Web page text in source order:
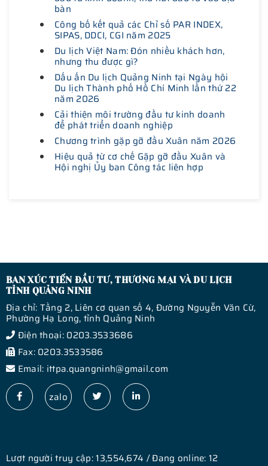
bàn
Công bố kết quả các Chỉ số PAR INDEX,
SIPAS, DDCI, CGI năm 2025
Du lịch Việt Nam: Đón nhiều khách hơn,
nhưng thu được gì?
Dấu ấn Du lịch Quảng Ninh tại Ngày hội
Du lịch Thành phố Hồ Chí Minh lần thứ 22
năm 2026
Cải thiện môi trường đầu tư kinh doanh
để phát triển doanh nghiệp
Chương trình gặp gỡ đầu Xuân năm 2026
Hiệu quả từ cơ chế Gặp gỡ đầu Xuân và
Hội nghị Ủy ban Công tác liên hợp
BAN XÚC TIẾN ĐẦU TƯ, THƯƠNG MẠI VÀ DU LỊCH
TỈNH QUẢNG NINH
Địa chỉ: Tầng 2, Liên cơ quan số 4, Đường Nguyễn Văn Cừ,
Phường Hạ Long, tỉnh Quảng Ninh
Điện thoại: 0203.3533686
Fax: 0203.3533586
Email: ittpa.quangninh@gmail.com
zalo
Lượt người truy cập: 13,554,674 / Đang online: 12